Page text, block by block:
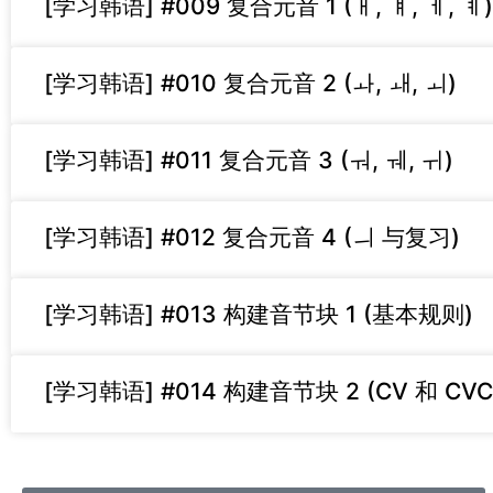
[学习韩语] #009 复合元音 1 (ㅐ, ㅒ, ㅔ, ㅖ)
[学习韩语] #010 复合元音 2 (ㅘ, ㅙ, ㅚ)
[学习韩语] #011 复合元音 3 (ㅝ, ㅞ, ㅟ)
[学习韩语] #012 复合元音 4 (ㅢ 与复习)
[学习韩语] #013 构建音节块 1 (基本规则)
[学习韩语] #014 构建音节块 2 (CV 和